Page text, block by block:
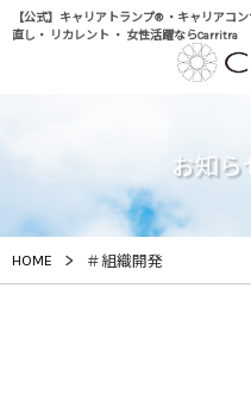
【公式】キャリアトランプ® ・キャリアコ
直し・ リカレント ・ 女性活躍ならCarritra
お知ら
HOME > ＃組織開発